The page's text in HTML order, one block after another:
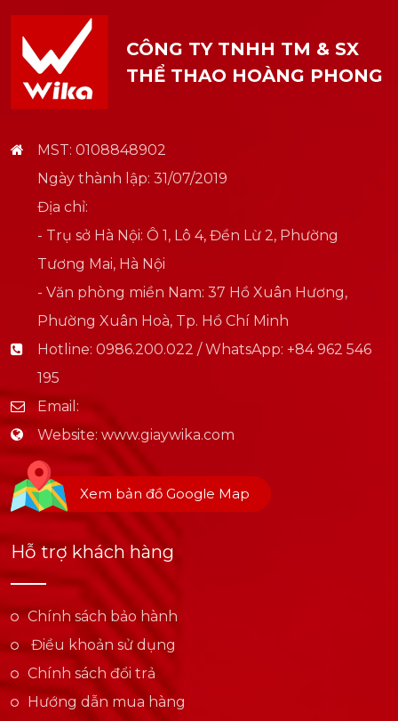
CÔNG TY TNHH TM & SX
THỂ THAO HOÀNG PHONG
MST: 0108848902
Ngày thành lập: 31/07/2019
Địa chỉ:
- Trụ sở Hà Nội: Ô 1, Lô 4, Đền Lừ 2, Phường
Tương Mai, Hà Nội
- Văn phòng miền Nam: 37 Hồ Xuân Hương,
Phường Xuân Hoà, Tp. Hồ Chí Minh
Hotline: 0986.200.022 / WhatsApp: +84 962 546
195
Email:
Website: www.giaywika.com
Xem bản đồ Google Map
Hỗ trợ khách hàng
Chính sách bảo hành
Điều khoản sử dụng
Chính sách đổi trả
Hướng dẫn mua hàng